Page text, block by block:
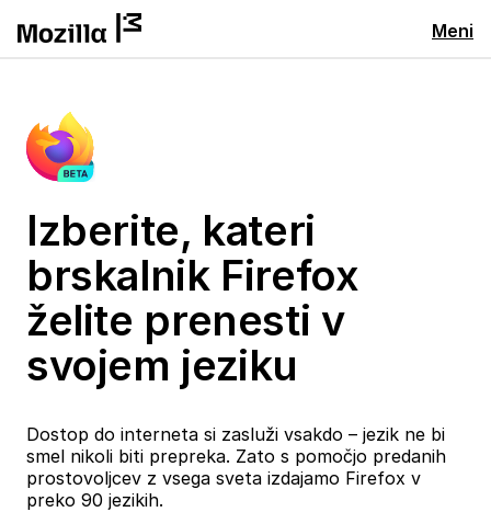
Meni
Izberite, kateri
brskalnik Firefox
želite prenesti v
svojem jeziku
Dostop do interneta si zasluži vsakdo – jezik ne bi
smel nikoli biti prepreka. Zato s pomočjo predanih
prostovoljcev z vsega sveta izdajamo Firefox v
preko 90 jezikih.